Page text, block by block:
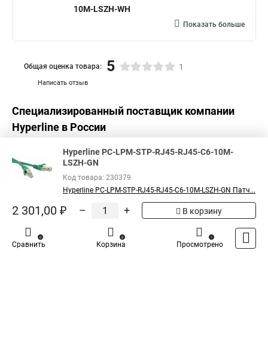
10M-LSZH-WH
Показать больше
Написать отзыв
Общая оценка товара: 5 1
Специализированный поставщик компании
Hyperline в России
Hyperline PC-LPM-STP-RJ45-RJ45-C6-10M-
LSZH-GN
Код товара: 230379
Hyperline PC-LPM-STP-RJ45-RJ45-C6-10M-LSZH-GN Патч...
2 301,00 ₽ – + В корзину
Сравнить
0
Корзина
0
Просмотрено
1